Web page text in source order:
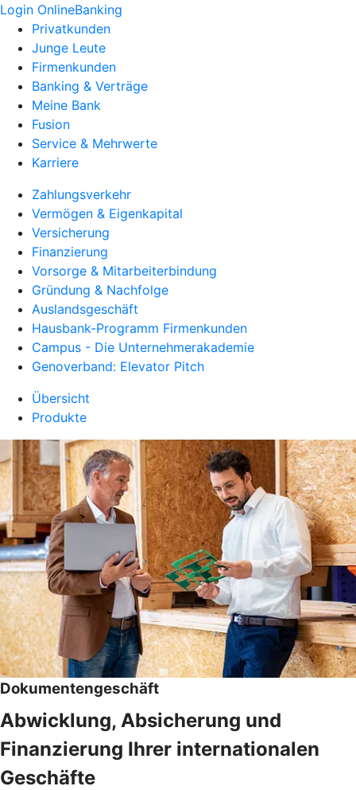
Login OnlineBanking
Privatkunden
Junge Leute
Firmenkunden
Banking & Verträge
Meine Bank
Fusion
Service & Mehrwerte
Karriere
Zahlungsverkehr
Vermögen & Eigenkapital
Versicherung
Finanzierung
Vorsorge & Mitarbeiterbindung
Gründung & Nachfolge
Auslandsgeschäft
Hausbank-Programm Firmenkunden
Campus - Die Unternehmerakademie
Genoverband: Elevator Pitch
Übersicht
Produkte
Dokumentengeschäft
Abwicklung, Absicherung und
Finanzierung Ihrer internationalen
Geschäfte